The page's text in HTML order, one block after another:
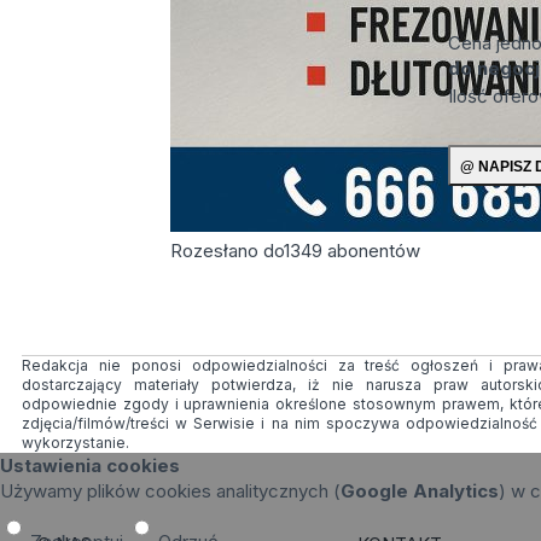
Rozesłano do1349 abonentów
Cena
do
Ilość
Redakcja nie ponosi odpowiedzialności za treść ogłoszeń i
dostarczający materiały potwierdza, iż nie narusza praw
odpowiednie zgody i uprawnienia określone stosownym prawem,
zdjęcia/filmów/treści w Serwisie i na nim spoczywa
wykorzystanie.
Ustawienia cookies
Używamy plików cookies analitycznych (Google Analytics) w